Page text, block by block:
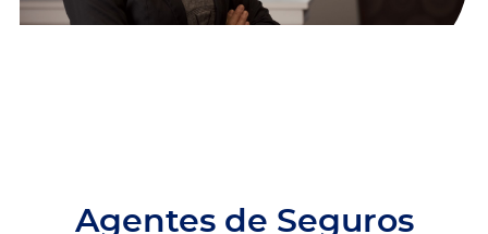
Agentes de Seguros